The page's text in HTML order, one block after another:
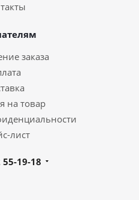
заказа
на товар
лист
55-19-18